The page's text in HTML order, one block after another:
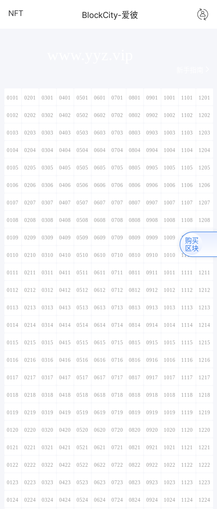
NFT BlockCity-爱彼
0101 0201 0301 0401 0501 0601 0701 0801 0901 1001 1101 1201
0102 0202 0302 0402 0502 0602 0702 0802 0902 1002 1102 1202
0103 0203 0303 0403 0503 0603 0703 0803 0903 1003 1103 1203
0104 0204 0304 0404 0504 0604 0704 0804 0904 1004 1104 1204
0105 0205 0305 0405 0505 0605 0705 0805 0905 1005 1105 1205
0106 0206 0306 0406 0506 0606 0706 0806 0906 1006 1106 1206
0107 0207 0307 0407 0507 0607 0707 0807 0907 1007 1107 1207
0108 0208 0308 0408 0508 0608 0708 0808 0908 1008 1108 1208
0109 0209 0309 0409 0509 0609 0709 0809 0909 1009 1109
0110 0210 0310 0410 0510 0610 0710 0810 0910 1010 1110
0111 0211 0311 0411 0511 0611 0711 0811 0911 1011 1111 1211
0112 0212 0312 0412 0512 0612 0712 0812 0912 1012 1112 1212
0113 0213 0313 0413 0513 0613 0713 0813 0913 1013 1113 1213
0114 0214 0314 0414 0514 0614 0714 0814 0914 1014 1114 1214
0115 0215 0315 0415 0515 0615 0715 0815 0915 1015 1115 1215
0116 0216 0316 0416 0516 0616 0716 0816 0916 1016 1116 1216
0117 0217 0317 0417 0517 0617 0717 0817 0917 1017 1117 1217
0118 0218 0318 0418 0518 0618 0718 0818 0918 1018 1118 1218
0119 0219 0319 0419 0519 0619 0719 0819 0919 1019 1119 1219
0120 0220 0320 0420 0520 0620 0720 0820 0920 1020 1120 1220
0121 0221 0321 0421 0521 0621 0721 0821 0921 1021 1121 1221
0122 0222 0322 0422 0522 0622 0722 0822 0922 1022 1122 1222
0123 0223 0323 0423 0523 0623 0723 0823 0923 1023 1123 1223
0124 0224 0324 0424 0524 0624 0724 0824 0924 1024 1124 1224
购买
区块